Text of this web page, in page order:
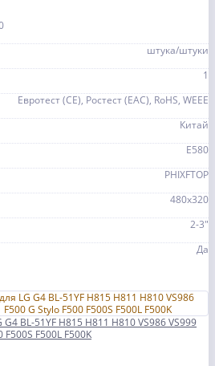
штука/штуки
1
Евротест (СЕ), Ростест (ЕАС), RoHS, WEEE
Китай
E580
PHIXFTOP
480x320
2-3"
Да
BL-51YF H815 H811 H810 VS986 VS999
F500S F500L F500K